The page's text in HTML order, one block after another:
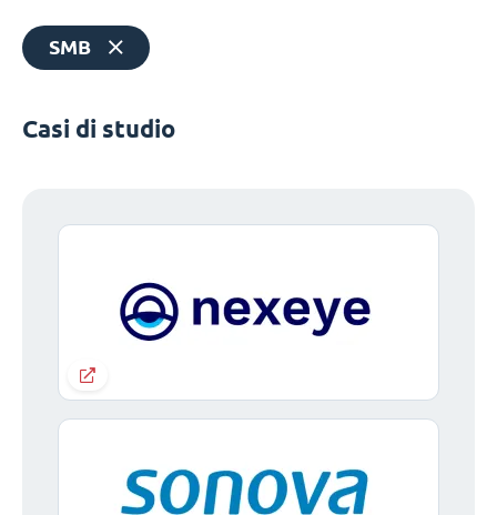
SMB
Casi di studio